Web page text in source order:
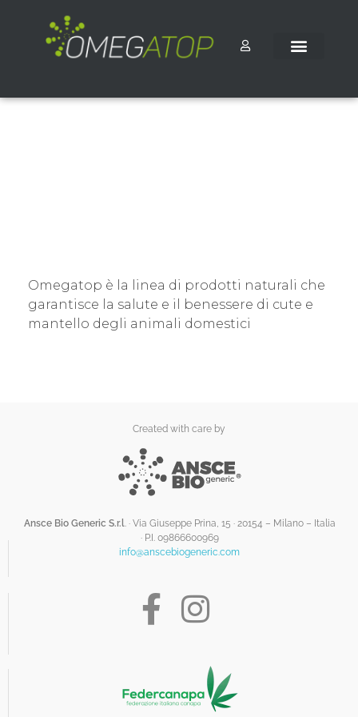
Omegatop è la linea di prodotti naturali che
garantisce la salute e il benessere di cute e
mantello degli animali domestici
Created with care by
Ansce Bio Generic S.r.l. · Via Giuseppe Prina, 15 · 20154 – Milano – Italia
· P.I. 09866600969
info@anscebiogeneric.com